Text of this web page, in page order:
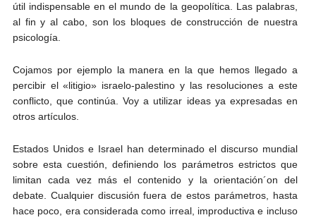
útil indispensable en el mundo de la geopolítica. Las palabras,
al fin y al cabo, son los bloques de construcción de nuestra
psicología.
Cojamos por ejemplo la manera en la que hemos llegado a
percibir el «litigio» israelo-palestino y las resoluciones a este
conflicto, que continúa. Voy a utilizar ideas ya expresadas en
otros artículos.
Estados Unidos e Israel han determinado el discurso mundial
sobre esta cuestión, definiendo los parámetros estrictos que
limitan cada vez más el contenido y la orientación´on del
debate. Cualquier discusión fuera de estos parámetros, hasta
hace poco, era considerada como irreal, improductiva e incluso